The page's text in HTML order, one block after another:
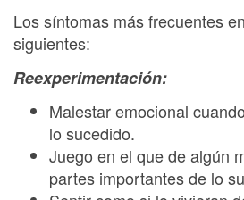
Los síntomas más frecuentes
siguientes:
Reexperimentación:
Malestar emocional
lo sucedido.
Juego en el que de algún
partes importantes de lo